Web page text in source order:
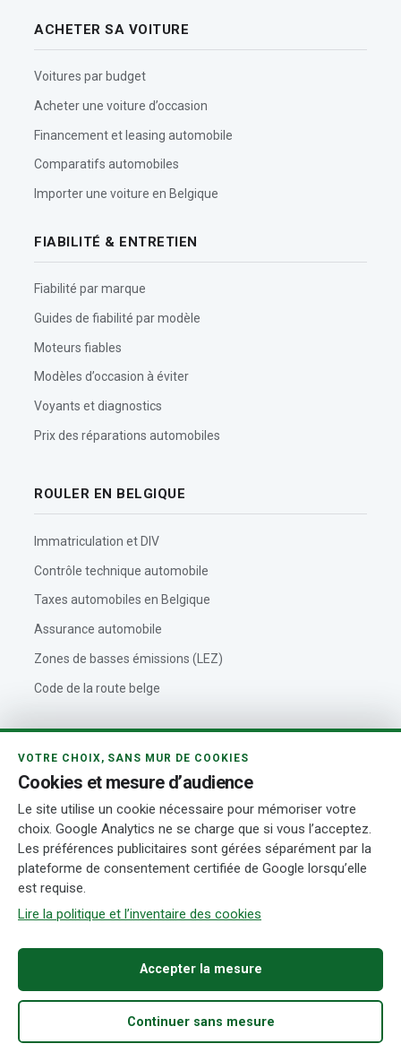
ACHETER SA VOITURE
Voitures par budget
Acheter une voiture d’occasion
Financement et leasing automobile
Comparatifs automobiles
Importer une voiture en Belgique
FIABILITÉ & ENTRETIEN
Fiabilité par marque
Guides de fiabilité par modèle
Moteurs fiables
Modèles d’occasion à éviter
Voyants et diagnostics
Prix des réparations automobiles
ROULER EN BELGIQUE
Immatriculation et DIV
Contrôle technique automobile
Taxes automobiles en Belgique
Assurance automobile
Zones de basses émissions (LEZ)
Code de la route belge
Outils automobiles
À propos de VoitureBelgique
Politique éditoriale
Contact
Actualités automobiles
Accueil Acheter Fiabilité Démarches Recherche
© 2026 VoitureBelgique.com Mentions légales
CookiesConditions d’utilisationTransparenceGérer mes cookies
VOTRE CHOIX, SANS MUR DE COOKIES
Cookies et mesure d’audience
Le site utilise un cookie nécessaire pour mémoriser votre
choix. Google Analytics ne se charge que si vous l’acceptez.
Les préférences publicitaires sont gérées séparément par la
plateforme de consentement certifiée de Google lorsqu’elle
est requise.
Lire la politique et l’inventaire des cookies
Accepter la mesure
Continuer sans mesure